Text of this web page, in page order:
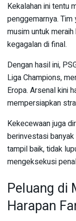
Kekalahan ini tentu
penggemarnya.
musim untuk
kegagalan di final.
Dengan hasil ini,
Liga Champions,
Eropa. Arsenal kini
mempersiapkan
Kekecewaan juga
berinvestasi banyak
tampil baik, tidak
mengeksekusi
Peluang di
Harapan